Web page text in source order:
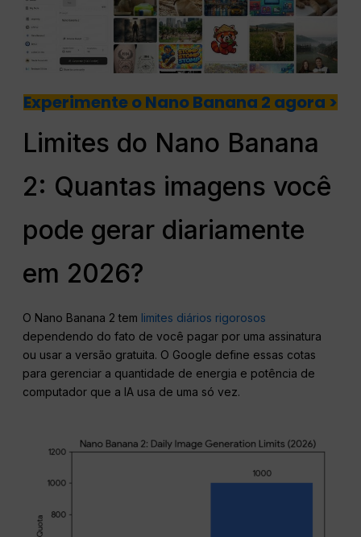
Experimente o Nano Banana 2 agora >
Limites do Nano Banana
2: Quantas imagens você
pode gerar diariamente
em 2026?
O Nano Banana 2 tem limites diários rigorosos
dependendo do fato de você pagar por uma assinatura
ou usar a versão gratuita. O Google define essas cotas
para gerenciar a quantidade de energia e potência de
computador que a IA usa de uma só vez.